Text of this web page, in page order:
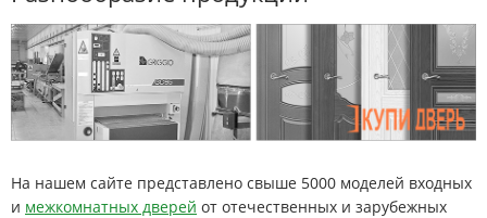
На нашем сайте представлено свыше 5000 моделей входных
и межкомнатных дверей от отечественных и зарубежных